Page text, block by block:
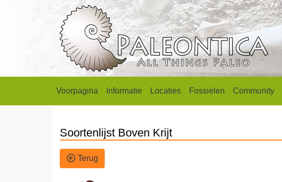
Voorpagina Informatie Locaties Fossielen Community
Soortenlijst Boven Krijt
Terug